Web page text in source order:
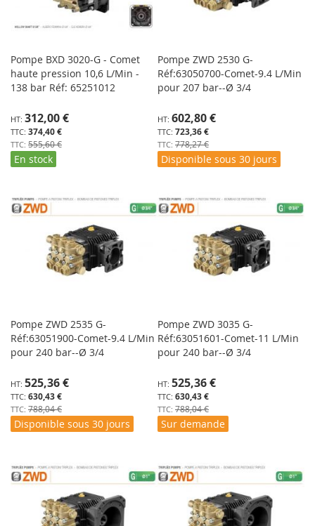
Pompe BXD 3020-G - Comet
haute pression 10,6 L/Min -
138 bar Réf: 65251012
Spécial374,40 €
312,00 €
555,60 €
En stock
Pompe ZWD 2530 G-
Réf:63050700-Comet-9.4 L/Min
pour 207 bar--Ø 3/4
Spécial723,36 €
602,80 €
778,27 €
Disponible sous 30 jours
Pompe ZWD 2535 G-
Réf:63051900-Comet-9.4 L/Min
pour 240 bar--Ø 3/4
Prix
Spécial630,43 €
525,36 €
788,04 €
Disponible sous 30 jours
Pompe ZWD 3035 G-
Réf:63051601-Comet-11 L/Min
pour 240 bar--Ø 3/4
Prix
Spécial630,43 €
525,36 €
788,04 €
Sur demande